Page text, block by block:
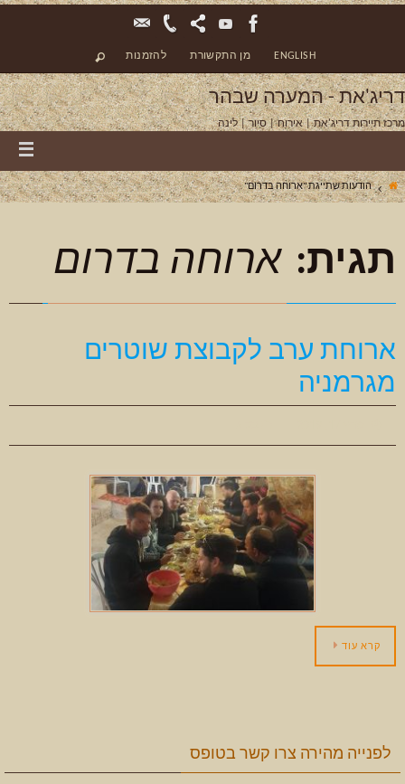
ENGLISH מן התקשורת להזמנות
דריג'את - המערה שבהר
מרכז תיירות דריג'את | אירוח | סיור | לינה
הודעות שתייגת "ארוחה בדרום"
תגית: ארוחה בדרום
ארוחת ערב לקבוצת שוטרים
מגרמניה
קרא עוד
לפנייה מהירה צרו קשר בטופס